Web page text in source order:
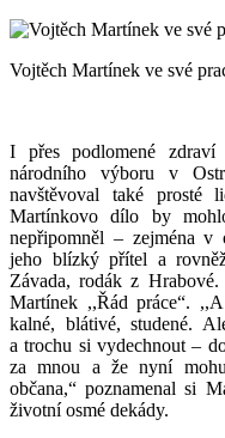
Vojtěch Martínek ve své
I přes podlomené
národního výboru v
navštěvoval také prosté
Martínkovo dílo by
nepřipomněl – zejména
jeho blízký přítel a
Závada, rodák z
Martínek ,,Řád práce“.
kalné, blátivé, studené.
a trochu si vydechnout –
za mnou a že nyní
občana,“ poznamenal si
životní osmé dekády.